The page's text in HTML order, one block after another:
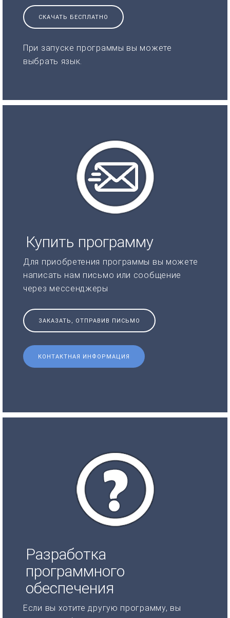
СКАЧАТЬ БЕСПЛАТНО
При запуске программы вы можете
выбрать язык.
Купить программу
Для приобретения программы вы можете
написать нам письмо или сообщение
через мессенджеры
ЗАКАЗАТЬ, ОТПРАВИВ ПИСЬМО
КОНТАКТНАЯ ИНФОРМАЦИЯ
Разработка
программного
обеспечения
Если вы хотите другую программу, вы